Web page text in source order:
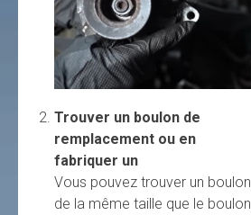
Trouver un boulon de
remplacement ou en
fabriquer un
Vous pouvez trouver un boulon
de la même taille que le boulon